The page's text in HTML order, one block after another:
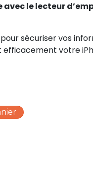
le lecteur
sécuriser vos
votre